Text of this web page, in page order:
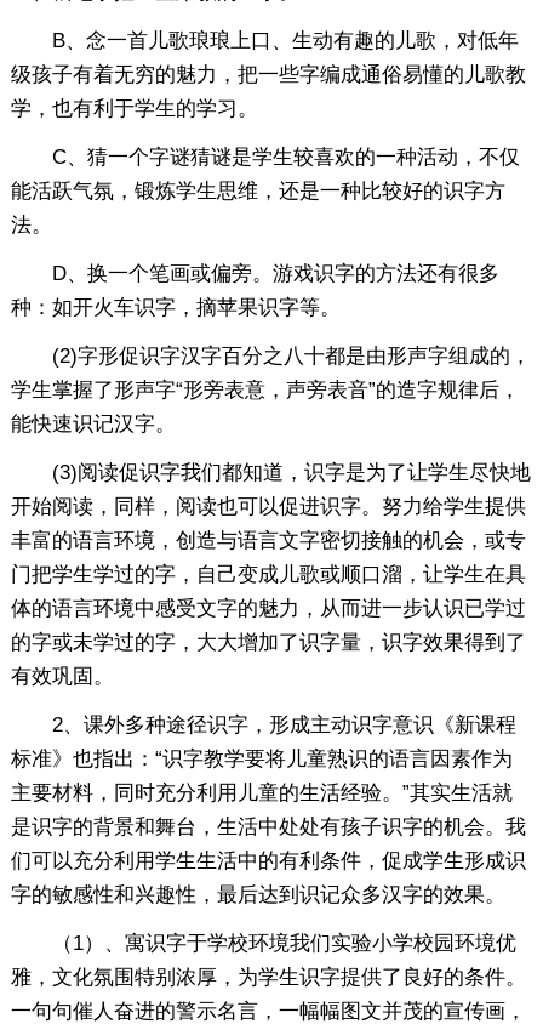
B、念一首儿歌琅琅上口、生动有趣的儿歌，对低年
级孩子有着无穷的魅力，把一些字编成通俗易懂的儿歌教
学，也有利于学生的学习。
C、猜一个字谜猜谜是学生较喜欢的一种活动，不仅
能活跃气氛，锻炼学生思维，还是一种比较好的识字方
法。
D、换一个笔画或偏旁。游戏识字的方法还有很多
种：如开火车识字，摘苹果识字等。
(2)字形促识字汉字百分之八十都是由形声字组成的，
学生掌握了形声字“形旁表意，声旁表音”的造字规律后，
能快速识记汉字。
(3)阅读促识字我们都知道，识字是为了让学生尽快地
开始阅读，同样，阅读也可以促进识字。努力给学生提供
丰富的语言环境，创造与语言文字密切接触的机会，或专
门把学生学过的字，自己变成儿歌或顺口溜，让学生在具
体的语言环境中感受文字的魅力，从而进一步认识已学过
的字或未学过的字，大大增加了识字量，识字效果得到了
有效巩固。
2、课外多种途径识字，形成主动识字意识《新课程
标准》也指出：“识字教学要将儿童熟识的语言因素作为
主要材料，同时充分利用儿童的生活经验。”其实生活就
是识字的背景和舞台，生活中处处有孩子识字的机会。我
们可以充分利用学生生活中的有利条件，促成学生形成识
字的敏感性和兴趣性，最后达到识记众多汉字的效果。
（1）、寓识字于学校环境我们实验小学校园环境优
雅，文化氛围特别浓厚，为学生识字提供了良好的条件。
一句句催人奋进的警示名言，一幅幅图文并茂的宣传画，